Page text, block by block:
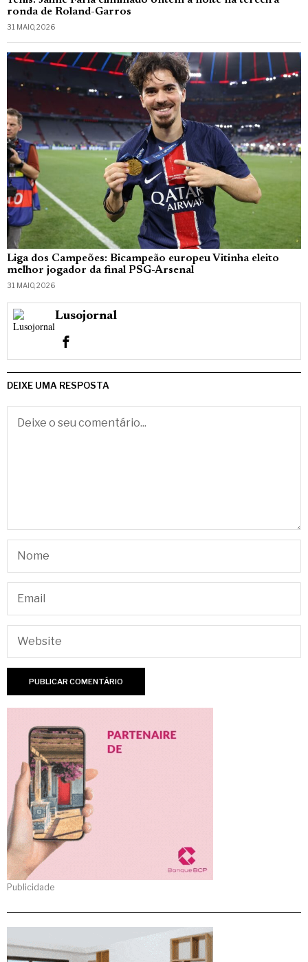
ronda de Roland-Garros
31 MAIO, 2026
Liga dos Campeões: Bicampeão europeu Vitinha eleito
melhor jogador da final PSG-Arsenal
31 MAIO, 2026
Lusojornal
DEIXE UMA RESPOSTA
Publicidade